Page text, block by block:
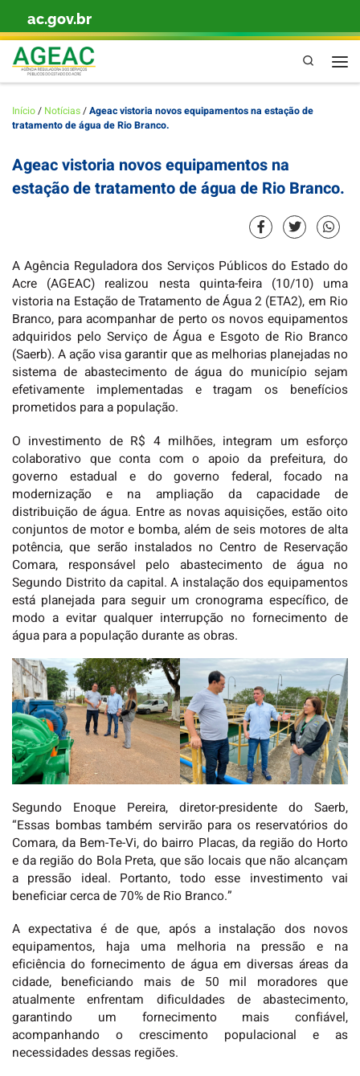
Skip to content
ac.gov.br
Pesquisa
Início/ Notícias/Ageac vistoria novos equipamentos na estação de
tratamento de água de Rio Branco.
Ageac vistoria novos equipamentos na
estação de tratamento de água de Rio Branco.
A Agência Reguladora dos Serviços Públicos do Estado do
Acre (AGEAC) realizou nesta quinta-feira (10/10) uma
vistoria na Estação de Tratamento de Água 2 (ETA2), em Rio
Branco, para acompanhar de perto os novos equipamentos
adquiridos pelo Serviço de Água e Esgoto de Rio Branco
(Saerb). A ação visa garantir que as melhorias planejadas no
sistema de abastecimento de água do município sejam
efetivamente implementadas e tragam os benefícios
prometidos para a população.
O investimento de R$ 4 milhões, integram um esforço
colaborativo que conta com o apoio da prefeitura, do
governo estadual e do governo federal, focado na
modernização e na ampliação da capacidade de
distribuição de água. Entre as novas aquisições, estão oito
conjuntos de motor e bomba, além de seis motores de alta
potência, que serão instalados no Centro de Reservação
Comara, responsável pelo abastecimento de água no
Segundo Distrito da capital. A instalação dos equipamentos
está planejada para seguir um cronograma específico, de
modo a evitar qualquer interrupção no fornecimento de
água para a população durante as obras.
Segundo Enoque Pereira, diretor-presidente do Saerb,
“Essas bombas também servirão para os reservatórios do
Comara, da Bem-Te-Vi, do bairro Placas, da região do Horto
e da região do Bola Preta, que são locais que não alcançam
a pressão ideal. Portanto, todo esse investimento vai
beneficiar cerca de 70% de Rio Branco.”
A expectativa é de que, após a instalação dos novos
equipamentos, haja uma melhoria na pressão e na
eficiência do fornecimento de água em diversas áreas da
cidade, beneficiando mais de 50 mil moradores que
atualmente enfrentam dificuldades de abastecimento,
garantindo um fornecimento mais confiável,
acompanhando o crescimento populacional e as
necessidades dessas regiões.